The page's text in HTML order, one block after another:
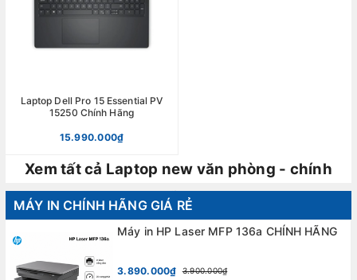
Laptop Dell Pro 15 Essential PV
15250 Chính Hãng
15.990.000₫
Xem tất cả Laptop new văn phòng - chính
hãng
MÁY IN CHÍNH HÃNG GIÁ RẺ
Máy in HP Laser MFP 136a CHÍNH HÃNG
3.890.000₫ 3.900.000₫